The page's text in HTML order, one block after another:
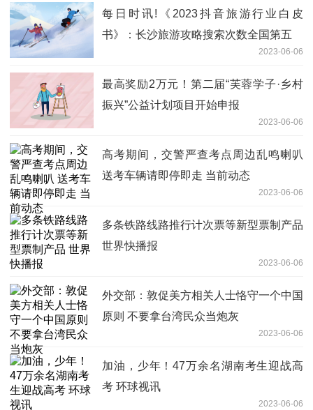
每日时讯!《2023抖音旅游行业白皮
书》：长沙旅游攻略搜索次数全国第五
2023-06-06
最高奖励2万元！第二届“芙蓉学子·乡村
振兴”公益计划项目开始申报
2023-06-06
高考期间，交警严查考点周边乱鸣喇叭
送考车辆请即停即走 当前动态
2023-06-06
多条铁路线路推行计次票等新型票制产品
世界快播报
2023-06-06
外交部：敦促美方相关人士恪守一个中国
原则 不要拿台湾民众当炮灰
2023-06-06
加油，少年！47万余名湖南考生迎战高
考 环球视讯
2023-06-06